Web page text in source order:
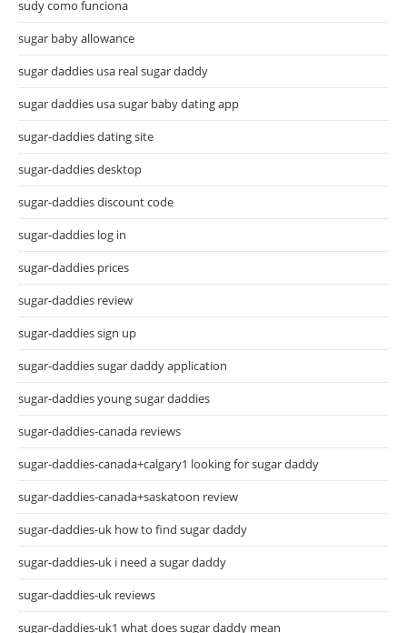
sudy como funciona
sugar baby allowance
sugar daddies usa real sugar daddy
sugar daddies usa sugar baby dating app
sugar-daddies dating site
sugar-daddies desktop
sugar-daddies discount code
sugar-daddies log in
sugar-daddies prices
sugar-daddies review
sugar-daddies sign up
sugar-daddies sugar daddy application
sugar-daddies young sugar daddies
sugar-daddies-canada reviews
sugar-daddies-canada+calgary1 looking for sugar daddy
sugar-daddies-canada+saskatoon review
sugar-daddies-uk how to find sugar daddy
sugar-daddies-uk i need a sugar daddy
sugar-daddies-uk reviews
sugar-daddies-uk1 what does sugar daddy mean